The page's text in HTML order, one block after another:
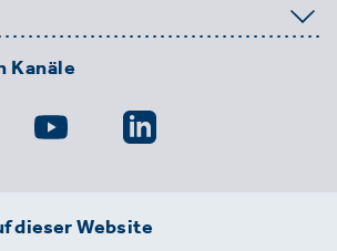
Kanäle
dieser Website